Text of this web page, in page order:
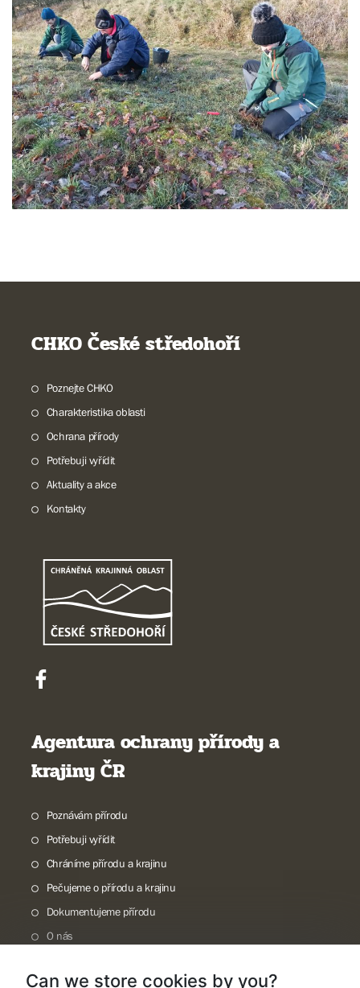
CHKO České středohoří
Poznejte CHKO
Charakteristika oblasti
Ochrana přírody
Potřebuji vyřídit
Aktuality a akce
Kontakty
Agentura ochrany přírody a
krajiny ČR
Poznávám přírodu
Potřebuji vyřídit
Chráníme přírodu a krajinu
Pečujeme o přírodu a krajinu
Dokumentujeme přírodu
O nás
Can we store cookies by you?